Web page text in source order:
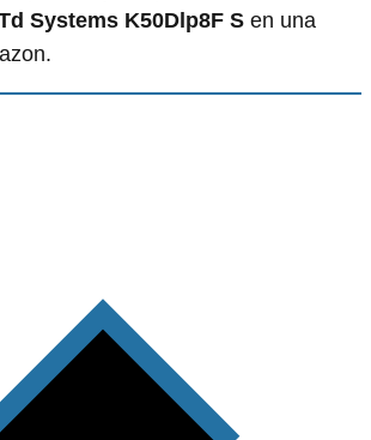
Systems K50Dlp8F S en una